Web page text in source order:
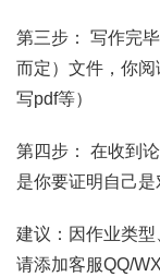
第三步： 写作完
而定）文件，你
写pdf等）
第四步： 在收到
是你要证明自己是
建议：因作业类
请添加客服QQ/